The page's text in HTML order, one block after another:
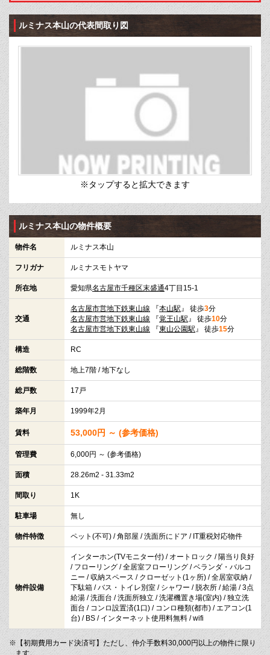
ルミナス本山の代表間取り図
※タップすると拡大できます
ルミナス本山の物件概要
物件名 ルミナス本山
フリガナ ルミナスモトヤマ
所在地 愛知県名古屋市千種区末盛通4丁目15-1
交通
名古屋市営地下鉄東山線 『本山駅 』 徒歩3分
名古屋市営地下鉄東山線 『覚王山駅 』 徒歩10分
名古屋市営地下鉄東山線 『東山公園駅 』 徒歩15分
構造 RC
総階数 地上7階 / 地下なし
総戸数 17戸
築年月 1999年2月
賃料 53,000円 ～ (参考価格)
管理費 6,000円 ～ (参考価格)
面積 28.26m2 - 31.33m2
間取り 1K
駐車場 無し
物件特徴 ペット(不可) / 角部屋 / 洗面所にドア / IT重税対応物件
物件設備
インターホン(TVモニター付) / オートロック / 陽当り良好
/ フローリング / 全居室フローリング / ベランダ・バルコ
ニー / 収納スペース / クローゼット(1ヶ所) / 全居室収納 /
下駄箱 / バス・トイレ別室 / シャワー / 脱衣所 / 給湯 / 3点
給湯 / 洗面台 / 洗面所独立 / 洗濯機置き場(室内) / 独立洗
面台 / コンロ設置済(1口) / コンロ種類(都市) / エアコン(1
台) / BS / インターネット使用料無料 / wifi
※【初期費用カード決済可】ただし、仲介手数料30,000円以上の物件に限り
ます。